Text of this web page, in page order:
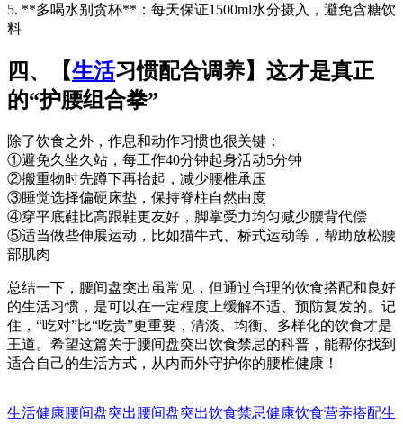
5. **多喝水别贪杯**：每天保证1500ml水分摄入，避免含糖饮
料
四、【生活习惯配合调养】这才是真正
的“护腰组合拳”
除了饮食之外，作息和动作习惯也很关键：
①避免久坐久站，每工作40分钟起身活动5分钟
②搬重物时先蹲下再抬起，减少腰椎承压
③睡觉选择偏硬床垫，保持脊柱自然曲度
④穿平底鞋比高跟鞋更友好，脚掌受力均匀减少腰背代偿
⑤适当做些伸展运动，比如猫牛式、桥式运动等，帮助放松腰
部肌肉
总结一下，腰间盘突出虽常见，但通过合理的饮食搭配和良好
的生活习惯，是可以在一定程度上缓解不适、预防复发的。记
住，“吃对”比“吃贵”更重要，清淡、均衡、多样化的饮食才是
王道。希望这篇关于腰间盘突出饮食禁忌的科普，能帮你找到
适合自己的生活方式，从内而外守护你的腰椎健康！
生活健康腰间盘突出腰间盘突出饮食禁忌健康饮食营养搭配生